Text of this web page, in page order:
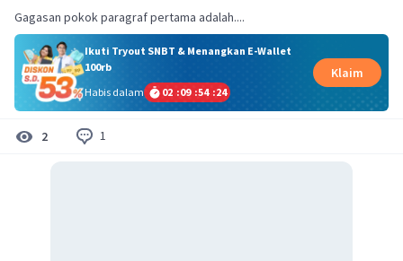
Gagasan pokok paragraf pertama adalah....
Ikuti Tryout SNBT & Menangkan E-Wallet
100rb
Habis dalam
02 :09 :54 :24
Klaim
2 1